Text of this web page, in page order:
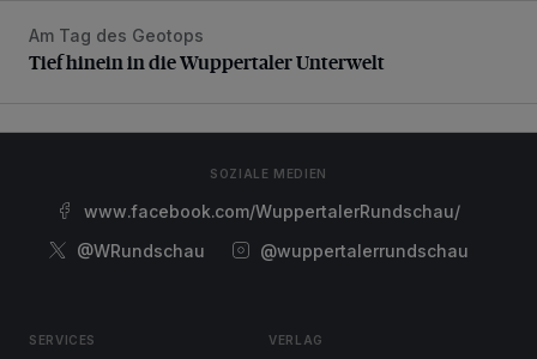
Tief hinein in die Wuppertaler Unterwelt
Am Tag des Geotops
Tief hinein in die Wuppertaler Unterwelt
SOZIALE MEDIEN
www.facebook.com/WuppertalerRundschau/
@WRundschau
@wuppertalerrundschau
SERVICES VERLAG